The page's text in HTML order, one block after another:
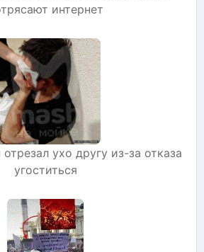
интернет
ухо другу из-за отказа
угоститься